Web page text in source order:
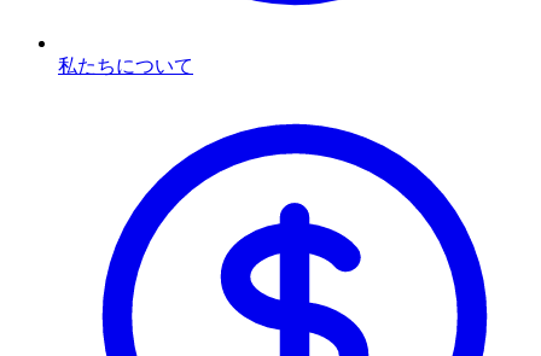
私たちについて